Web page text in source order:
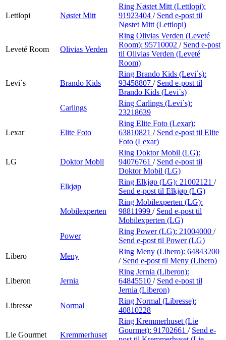
Lettlopi Nøstet Mitt
Ring Nøstet Mitt (Lettlopi):
91923404 / Send e-post til
Nøstet Mitt (Lettlopi)
Leveté Room Olivias Verden
Ring Olivias Verden (Leveté
Room): 95710002 / Send e-post
til Olivias Verden (Leveté
Room)
Levi`s Brando Kids
Ring Brando Kids (Levi`s):
93458807 / Send e-post til
Brando Kids (Levi`s)
Carlings
Ring Carlings (Levi`s):
23218639
Lexar Elite Foto
Ring Elite Foto (Lexar):
63810821 / Send e-post til Elite
Foto (Lexar)
LG Doktor Mobil
Ring Doktor Mobil (LG):
94076761 / Send e-post til
Doktor Mobil (LG)
Elkjøp
Ring Elkjøp (LG): 21002121 /
Send e-post til Elkjøp (LG)
Mobilexperten
Ring Mobilexperten (LG):
98811999 / Send e-post til
Mobilexperten (LG)
Power
Ring Power (LG): 21004000 /
Send e-post til Power (LG)
Libero
Meny
Ring Meny (Libero): 64843200
/ Send e-post til Meny (Libero)
Liberon Jernia
Ring Jernia (Liberon):
64845510 / Send e-post til
Jernia (Liberon)
Libresse
Normal
Ring Normal (Libresse):
40810228
Lie Gourmet Kremmerhuset
Ring Kremmerhuset (Lie
Gourmet): 91702661 / Send e-